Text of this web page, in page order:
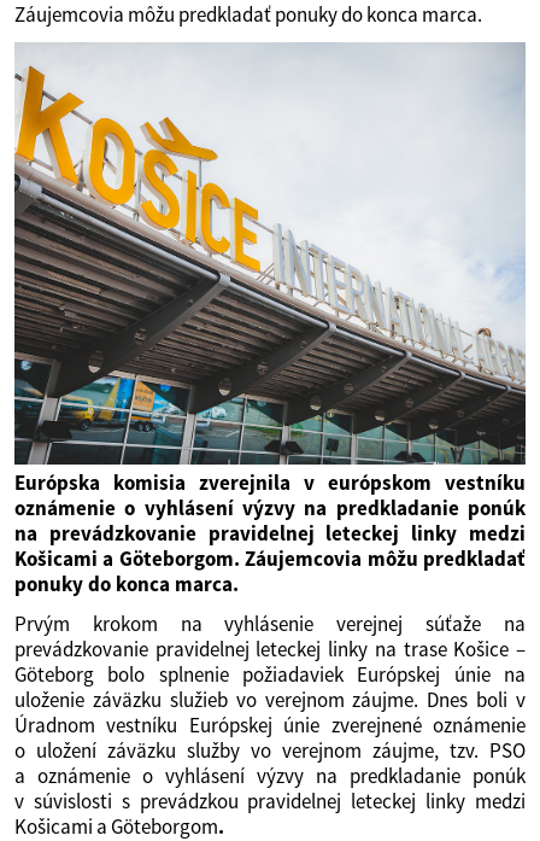
Záujemcovia môžu predkladať ponuky do konca marca.
Európska komisia zverejnila v európskom vestníku
oznámenie o vyhlásení výzvy na predkladanie ponúk
na prevádzkovanie pravidelnej leteckej linky medzi
Košicami a Göteborgom. Záujemcovia môžu predkladať
ponuky do konca marca.
Prvým krokom na vyhlásenie verejnej súťaže na
prevádzkovanie pravidelnej leteckej linky na trase Košice –
Göteborg bolo splnenie požiadaviek Európskej únie na
uloženie záväzku služieb vo verejnom záujme. Dnes boli v
Úradnom vestníku Európskej únie zverejnené oznámenie
o uložení záväzku služby vo verejnom záujme, tzv. PSO
a oznámenie o vyhlásení výzvy na predkladanie ponúk
v súvislosti s prevádzkou pravidelnej leteckej linky medzi
Košicami a Göteborgom.